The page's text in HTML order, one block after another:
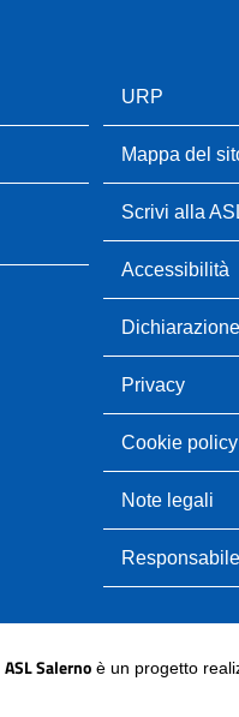
URP
Mappa del
Scrivi alla
Accessibilità
Privacy
Cookie policy
Note legali
ASL Salerno è un progetto